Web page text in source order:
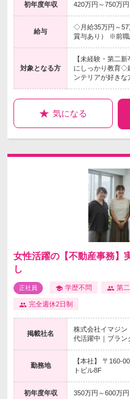
初年度年収 420万円～750万円
給与
◇月給35万円～57
賞与あり） ※前
対象となる方
【未経験・第二
にしっかり教育◇
ンテリアが好きな
気になる
女性活躍の【不動産事務】
し
正社員 学歴不問 第
完全週休2日制
掲載社名
株式会社イマジン
代活躍中｜ブラン
勤務地
【本社】 〒160-
トビル8F
初年度年収 350万円～600万円